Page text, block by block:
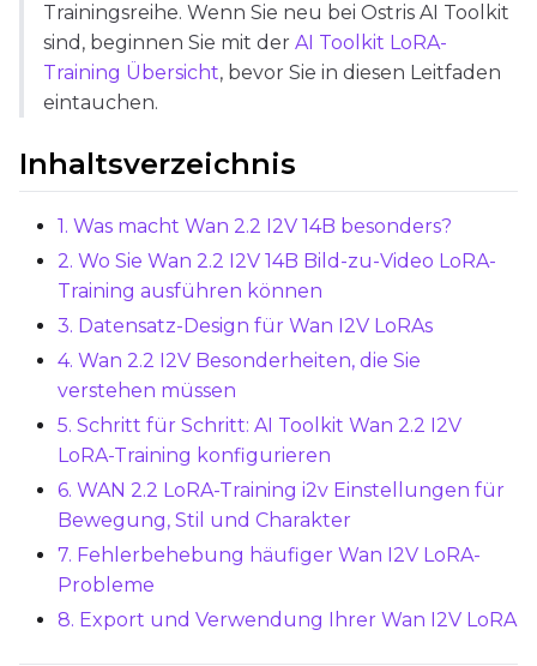
BF16
Save Every
TRAINING
Batch Size
Steps
Trainingsreihe. Wenn Sie neu bei Ostris AI Toolkit
sind, beginnen Sie mit der AI Toolkit LoRA-
Training Übersicht, bevor Sie in diesen Leitfaden
eintauchen.
Inhaltsverzeichnis
1. Was macht Wan 2.2 I2V 14B besonders?
2. Wo Sie Wan 2.2 I2V 14B Bild-zu-Video LoRA-
Training ausführen können
3. Datensatz-Design für Wan I2V LoRAs
4. Wan 2.2 I2V Besonderheiten, die Sie
verstehen müssen
5. Schritt für Schritt: AI Toolkit Wan 2.2 I2V
LoRA-Training konfigurieren
6. WAN 2.2 LoRA-Training i2v Einstellungen für
Bewegung, Stil und Charakter
7. Fehlerbehebung häufiger Wan I2V LoRA-
Probleme
8. Export und Verwendung Ihrer Wan I2V LoRA